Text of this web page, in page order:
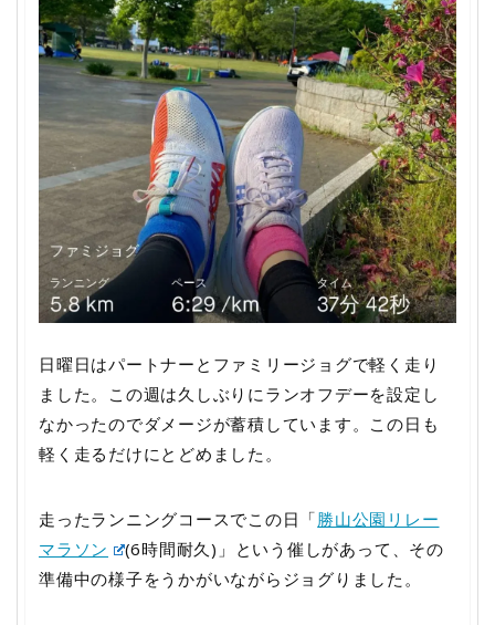
日曜日はパートナーとファミリージョグで軽く走り
ました。この週は久しぶりにランオフデーを設定し
なかったのでダメージが蓄積しています。この日も
軽く走るだけにとどめました。
走ったランニングコースでこの日「勝山公園リレー
マラソン
(6時間耐久)」という催しがあって、その
準備中の様子をうかがいながらジョグりました。